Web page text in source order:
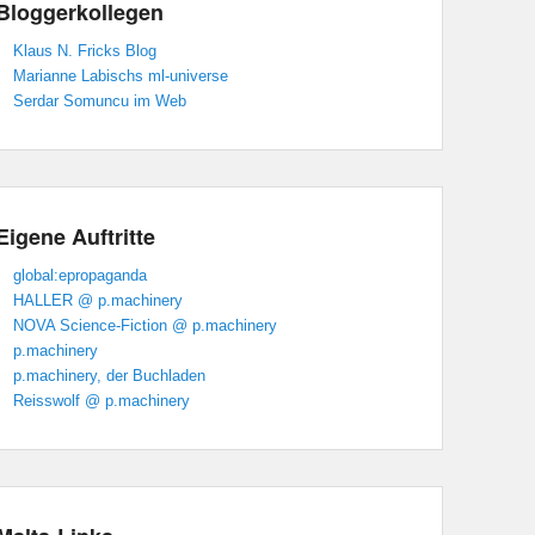
Klaus N. Fricks Blog
Marianne Labischs ml-universe
Serdar Somuncu im Web
Auftritte
global:epropaganda
HALLER @ p.machinery
NOVA Science-Fiction @ p.machinery
p.machinery
p.machinery, der Buchladen
Reisswolf @ p.machinery